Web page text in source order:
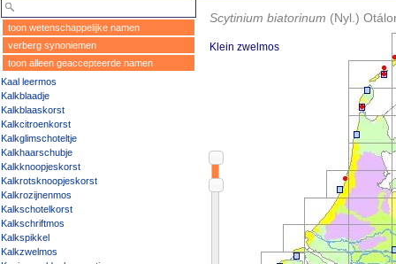
toon wetenschappelijke namen
verberg synoniemen
toon alleen geaccepteerde namen
Kaal leermos
Kalkblaadje
Kalkblaaskorst
Kalkcitroenkorst
Kalkglimschoteltje
Kalkhaarschubje
Kalkknoopjeskorst
Kalkrotsknoopjeskorst
Kalkrozijnenmos
Kalkschotelkorst
Kalkschriftmos
Kalkspikkel
Kalkzwelmos
Scytinium biatorinum (Nyl.)
Klein zwelmos